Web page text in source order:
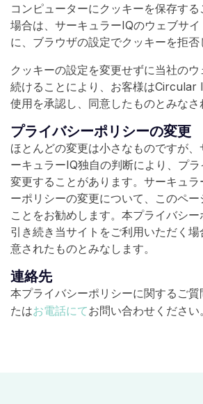
コンピューターにクッキーを保存す
場合は、サーキュラーIQのウェブサ
に、ブラウザの設定でクッキーを拒否
クッキーの設定を変更せずに当社の
続けることにより、お客様はCircular
使用を承認し、同意したものとみなさ
プライバシーポリシーの変更
ほとんどの変更は小さなものですが
ーキュラーIQ独自の判断により、プ
変更することがあります。サーキュ
ーポリシーの変更について、このペ
ことをお勧めします。本プライバシ
引き続き当サイトをご利用いただく
意されたものとみなします。
連絡先
本プライバシーポリシーに関するご質
たはお電話にてお問い合わせください。